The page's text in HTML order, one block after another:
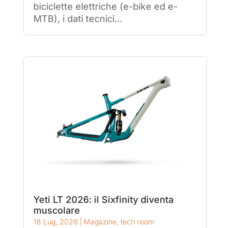
biciclette elettriche (e-bike ed e-
MTB), i dati tecnici...
Yeti LT 2026: il Sixfinity diventa
muscolare
18 Lug, 2026| Magazine, tech room